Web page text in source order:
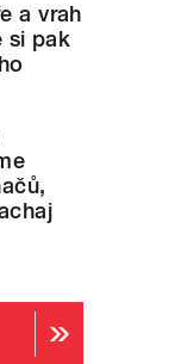
a vrah
si pak